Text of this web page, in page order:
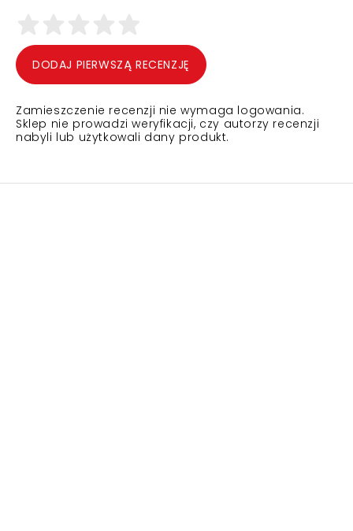
DODAJ PIERWSZĄ RECENZJĘ
Zamieszczenie recenzji nie wymaga logowania.
Sklep nie prowadzi weryfikacji, czy autorzy recenzji
nabyli lub użytkowali dany produkt.